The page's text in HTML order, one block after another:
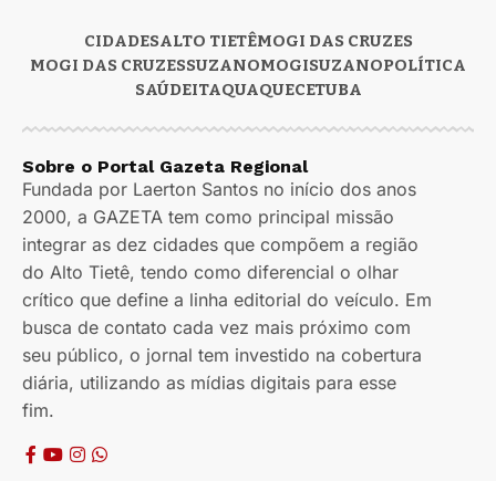
CIDADESALTO TIETÊMOGI DAS CRUZES
MOGI DAS CRUZESSUZANOMOGISUZANOPOLÍTICA
SAÚDEITAQUAQUECETUBA
Sobre o Portal Gazeta Regional
Fundada por Laerton Santos no início dos anos
2000, a GAZETA tem como principal missão
integrar as dez cidades que compõem a região
do Alto Tietê, tendo como diferencial o olhar
crítico que define a linha editorial do veículo. Em
busca de contato cada vez mais próximo com
seu público, o jornal tem investido na cobertura
diária, utilizando as mídias digitais para esse
fim.